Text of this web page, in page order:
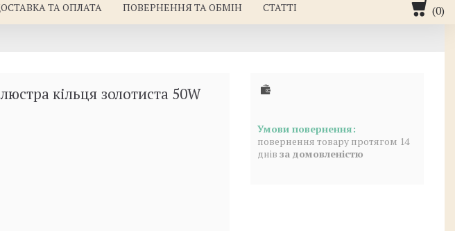
ТА ОПЛАТА ПОВЕРНЕННЯ ТА ОБМІН СТАТТІ
кільця золотиста 50W
повернення товару протягом 14
днів за домовленістю